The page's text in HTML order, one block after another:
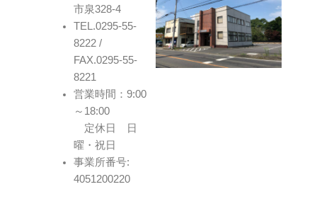
市泉328-4
TEL.0295-55-
8222 /
FAX.0295-55-
8221
営業時間：9:00
～18:00
定休日 日
曜・祝日
事業所番号:
4051200220